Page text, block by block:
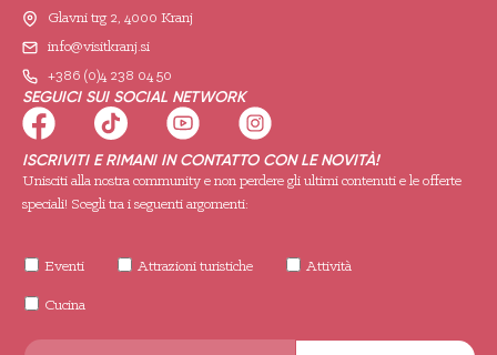
Glavni trg 2, 4000 Kranj
info@visitkranj.si
+386 (0)4 238 04 50
SEGUICI SUI SOCIAL NETWORK
ISCRIVITI E RIMANI IN CONTATTO CON LE NOVITÀ!
Unisciti alla nostra community e non perdere gli ultimi contenuti e le offerte
speciali! Scegli tra i seguenti argomenti:
Eventi Attrazioni turistiche Attività
Cucina